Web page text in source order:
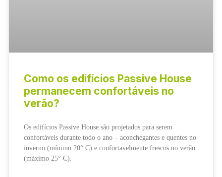
Como os edifícios Passive House
permanecem confortáveis ​​no
verão?
Os edifícios Passive House são projetados para serem
confortáveis ​​durante todo o ano – aconchegantes e quentes no
inverno (mínimo 20° C) e confortavelmente frescos no verão
(máximo 25° C).